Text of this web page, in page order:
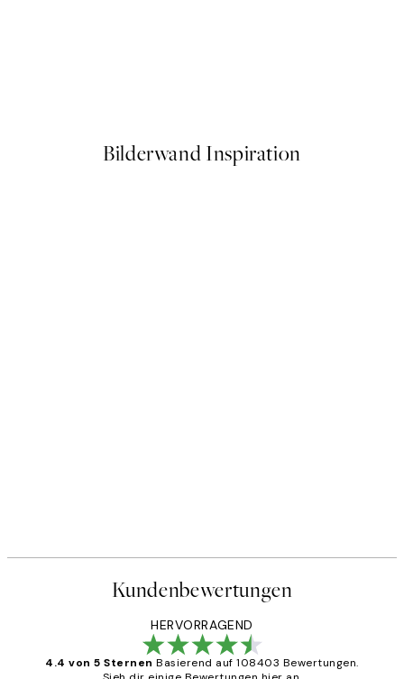
Bilderwand Inspiration
Kundenbewertungen
HERVORRAGEND
4.4 von 5 Sternen Basierend auf 108403 Bewertungen.